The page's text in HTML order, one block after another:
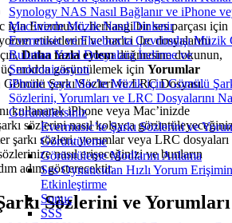
Synology NAS Nasıl Bağlanır ve iPhone
Mac'inizde Müzik Nasıl Dinlenir
Evermusic ve Flacbox'ta Çevrimdışı Müzik
Buluttan Yerel Dosyalara İndirme ve
Senkronizasyon
iPhone veya Mac'te Müzik için Gömülü
Sözlerini, Yorumları ve LRC Dosyalarını
Görüntülersiniz
Evermusic’te Şarkı Sözlerini ve
Görüntüleme
Görüntüleme Modlarını Anlama
Ses Oynatıcıdan Hızlı Yorum
Etkinleştirme
Sonuç
SSS
için Evermusic, herhangi bir ses parçası için
etiketlerini ve harici .lrc dosyalarını
Daha fazla eylemdüğmesine dokunun,
modda görüntülemek için Yorumlar
Şarkı Sözleri ve LRC Dosyası.
kullanarak iPhone veya Mac’inizde
sözlerini nasıl kolayca
şarkı sözleri, yorumlar veya LRC dosyaları
nasıl erişeceğinizi ve bunların
adım gösterecektir.
Sözlerini ve Yorumları